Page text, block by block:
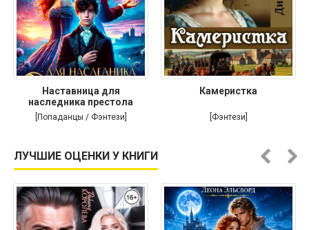
Наставница для
наследника престола
[Попаданцы / Фэнтези]
Камеристка
[Фэнтези]
ЛУЧШИЕ ОЦЕНКИ У КНИГИ